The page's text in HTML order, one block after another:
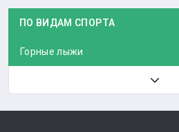
ПО ВИДАМ СПОРТА
Горные лыжи